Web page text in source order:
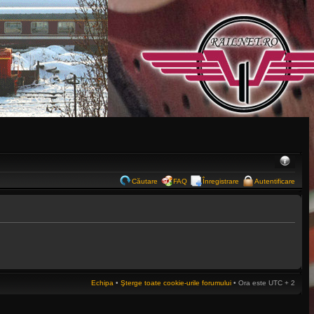
Căutare FAQ Înregistrare Autentificare
Echipa •Şterge toate cookie-urile forumului • Ora este UTC + 2